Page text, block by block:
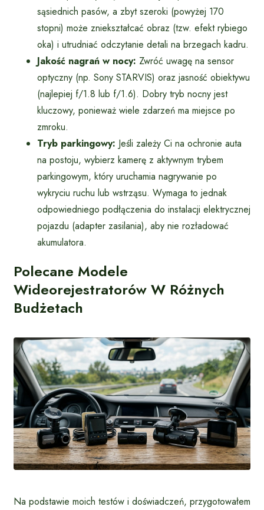
sąsiednich pasów, a zbyt szeroki (powyżej 170
stopni) może zniekształcać obraz (tzw. efekt rybiego
oka) i utrudniać odczytanie detali na brzegach kadru.
Jakość nagrań w nocy: Zwróć uwagę na sensor
optyczny (np. Sony STARVIS) oraz jasność obiektywu
(najlepiej f/1.8 lub f/1.6). Dobry tryb nocny jest
kluczowy, ponieważ wiele zdarzeń ma miejsce po
zmroku.
Tryb parkingowy: Jeśli zależy Ci na ochronie auta
na postoju, wybierz kamerę z aktywnym trybem
parkingowym, który uruchamia nagrywanie po
wykryciu ruchu lub wstrząsu. Wymaga to jednak
odpowiedniego podłączenia do instalacji elektrycznej
pojazdu (adapter zasilania), aby nie rozładować
akumulatora.
Polecane Modele
Wideorejestratorów W Różnych
Budżetach
Na podstawie moich testów i doświadczeń, przygotowałem